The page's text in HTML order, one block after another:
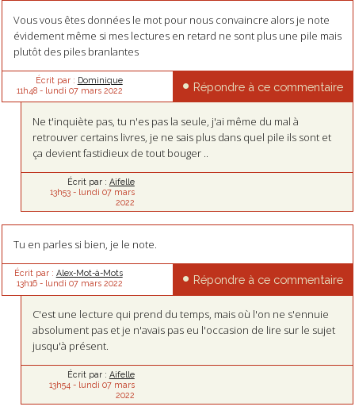
Vous vous êtes données le mot pour nous convaincre alors je note
évidement même si mes lectures en retard ne sont plus une pile mais
plutôt des piles branlantes
Écrit par : Dominique
11h48- lundi 07 mars 2022 Répondre à ce commentaire
Ne t'inquiète pas, tu n'es pas la seule, j'ai même du mal à
retrouver certains livres, je ne sais plus dans quel pile ils sont et
ça devient fastidieux de tout bouger ..
Écrit par : Aifelle
13h53- lundi 07 mars
2022
Tu en parles si bien, je le note.
Écrit par : Alex-Mot-à-Mots
13h16- lundi 07 mars 2022 Répondre à ce commentaire
C'est une lecture qui prend du temps, mais où l'on ne s'ennuie
absolument pas et je n'avais pas eu l'occasion de lire sur le sujet
jusqu'à présent.
Écrit par : Aifelle
13h54 - lundi 07 mars
2022